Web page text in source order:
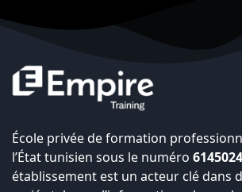
École privée de formation
l’État tunisien sous le numéro 6145024
établissement est un acteur clé dans